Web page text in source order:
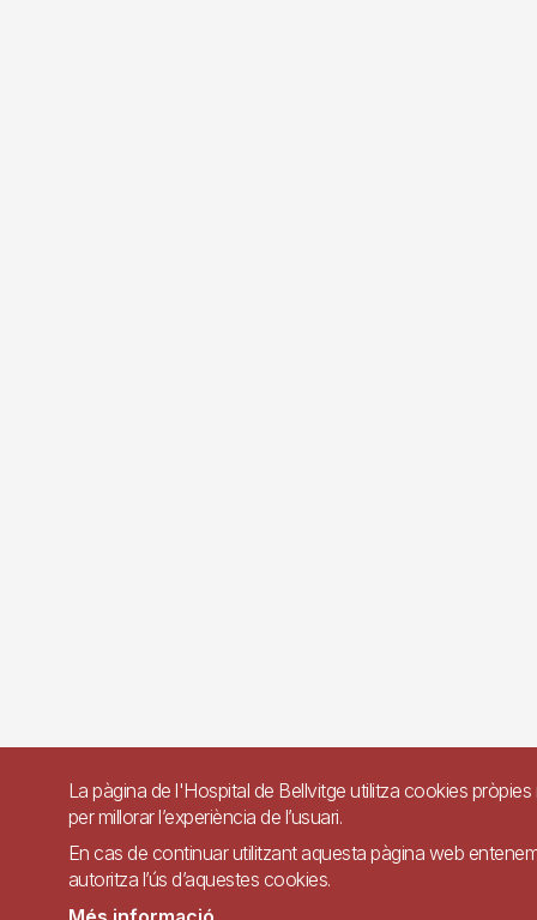
La pàgina de l'Hospital de Bellvitge utilitza cookies pròpies
per millorar l’experiència de l’usuari.
En cas de continuar utilitzant aquesta pàgina web
autoritza l’ús d’aquestes cookies.